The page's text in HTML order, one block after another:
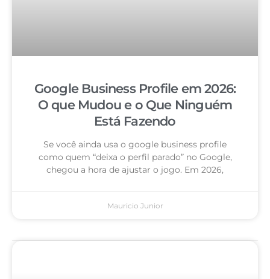
Google Business Profile em 2026:
O que Mudou e o Que Ninguém
Está Fazendo
Se você ainda usa o google business profile
como quem “deixa o perfil parado” no Google,
chegou a hora de ajustar o jogo. Em 2026,
Mauricio Junior